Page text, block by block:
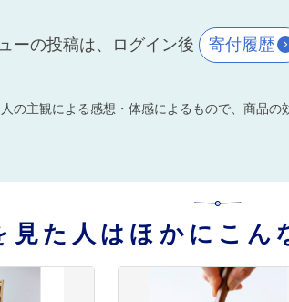
ーの投稿は、ログイン後 寄付履歴
の主観による感想・体感によるもので、商品の
見た人はほかにこん